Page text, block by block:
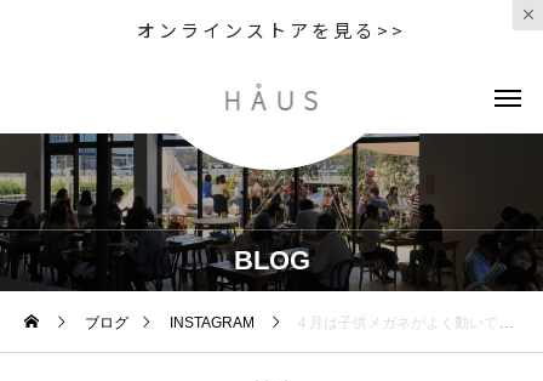
オンラインストアを見る>>
BLOG
ブログ INSTAGRAM ４月は子供メガネがよく動いています今回はカッコいい男の子大人っぽい形を選んでくれました子供用のメガネではなかなかない形ですがうまくかけこなしてます・作りは大人用と変わらない福井県鯖江製前のメガネよりかなりイメージチェンジしましたね・#こどもめがね #眼鏡男子#松江メガネ#haus#生活に寄り添うメガネ